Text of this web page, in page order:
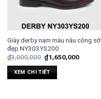
Giày derby nam màu nâu công sở
đẹp NY303YS200
₫3,000,000 ₫1,650,000
XEM CHI TIẾT